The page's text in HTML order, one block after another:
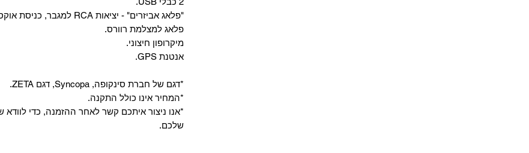
"פלאג אביזרים" - יציאות RCA למגבר, כניסת אוקס, וכניסת מיקרופון.
פלאג למצלמת רוורס.
מיקרופון חיצוני.
אנטנת GPS.
*דגם של חברת סינקופה, Syncopa, דגם ZETA.
*המחיר אינו כולל התקנה.
*אנו ניצור איתכם קשר לאחר ההזמנה, כדי
שלכם.